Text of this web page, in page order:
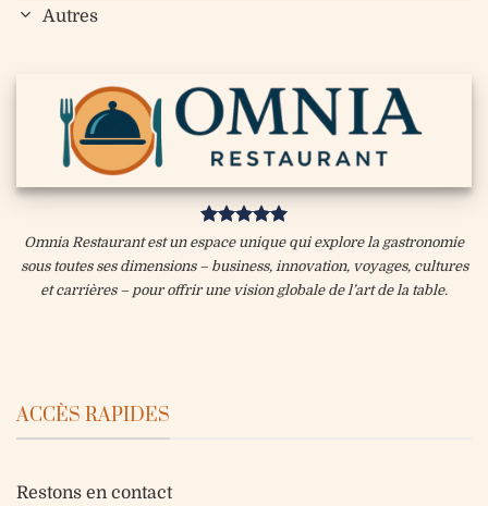
Autres
Omnia Restaurant est un espace unique qui explore la gastronomie
sous toutes ses dimensions – business, innovation, voyages, cultures
et carrières – pour offrir une vision globale de l’art de la table.
ACCÈS RAPIDES
Restons en contact